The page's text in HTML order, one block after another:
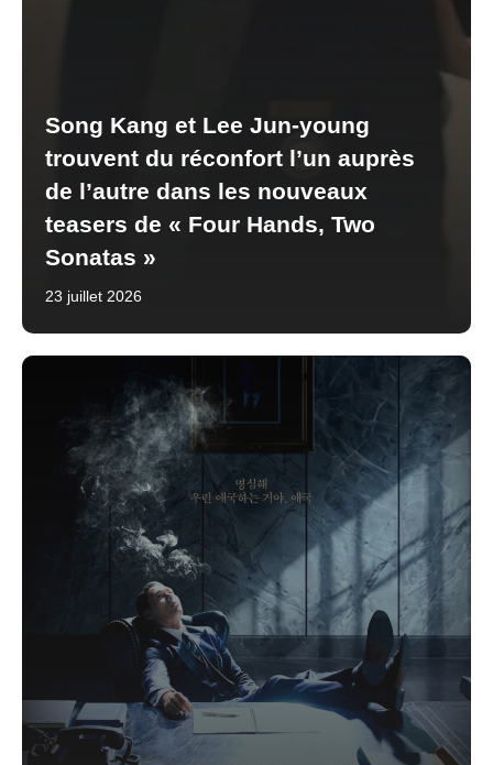
Song Kang et Lee Jun-young
trouvent du réconfort l’un auprès
de l’autre dans les nouveaux
teasers de « Four Hands, Two
Sonatas »
23 juillet 2026